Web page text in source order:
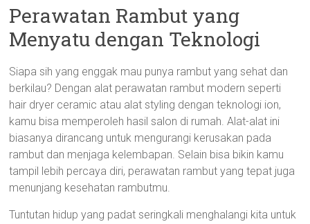
Perawatan Rambut yang
Menyatu dengan Teknologi
Siapa sih yang enggak mau punya rambut yang sehat dan
berkilau? Dengan alat perawatan rambut modern seperti
hair dryer ceramic atau alat styling dengan teknologi ion,
kamu bisa memperoleh hasil salon di rumah. Alat-alat ini
biasanya dirancang untuk mengurangi kerusakan pada
rambut dan menjaga kelembapan. Selain bisa bikin kamu
tampil lebih percaya diri, perawatan rambut yang tepat juga
menunjang kesehatan rambutmu.
Tuntutan hidup yang padat seringkali menghalangi kita untuk